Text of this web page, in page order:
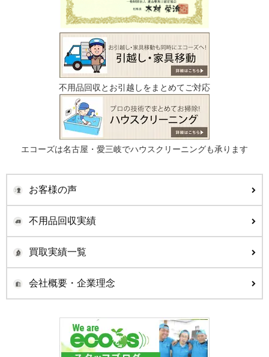
不用品回収とお引越しをまとめてご対応
エコーズは名古屋・愛三岐でハウスクリーニングも承ります
お客様の声
不用品回収実績
買取実績一覧
会社概要・企業理念